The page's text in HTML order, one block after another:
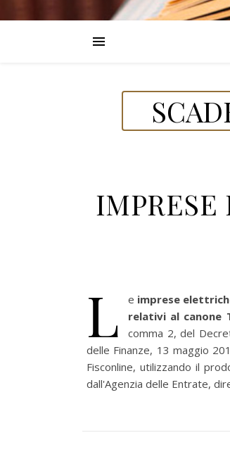
L e imprese
relativi al canone
comma 2, del
delle Finanze, 13 maggio
Fisconline, utilizzando il
dall'Agenzia delle Entrate,